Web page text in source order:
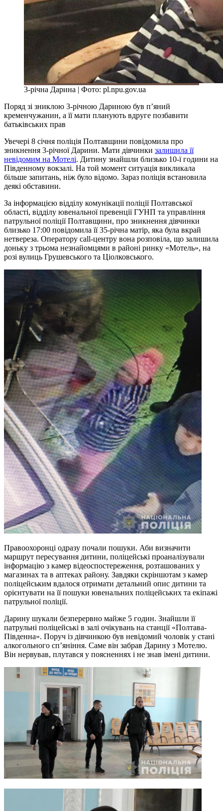
3-річна Дарина | Фото: pl.npu.gov.ua
Поряд зі зниклою 3-річною Дариною був п’яний
кременчужанин, а її мати планують вдруге позбавити
батьківських прав
Увечері 8 січня поліція Полтавщини повідомила про
зникнення 3-річної Дарини. Мати дівчинки залишила її
невідомим на Мотелі. Дитину знайшли близько 10-ї години на
Південному вокзалі. На той момент ситуація викликала
більше запитань, ніж було відомо. Зараз поліція встановила
деякі обставини.
За інформацією відділу комунікації поліції Полтавської
області, відділу ювенальної превенції ГУНП та управління
патрульної поліції Полтавщини, про зникнення дівчинки
близько 17:00 повідомила її 35-річна матір, яка була вкрай
нетвереза. Оператору call-центру вона розповіла, що залишила
доньку з трьома незнайомцями в районі ринку «Мотель», на
розі вулиць Грушевського та Ціолковського.
Правоохоронці одразу почали пошуки. Аби визначити
маршрут пересування дитини, поліцейські проаналізували
інформацію з камер відеоспостереження, розташованих у
магазинах та в аптеках району. Завдяки скріншотам з камер
поліцейським вдалося отримати детальний опис дитини та
орієнтувати на її пошуки ювенальних поліцейських та екіпажі
патрульної поліції.
Дарину шукали безперервно майже 5 годин. Знайшли її
патрульні поліцейські в залі очікувань на станції «Полтава-
Південна». Поруч із дівчинкою був невідомий чоловік у стані
алкогольного сп’яніння. Саме він забрав Дарину з Мотелю.
Він нервував, плутався у поясненнях і не знав імені дитини.